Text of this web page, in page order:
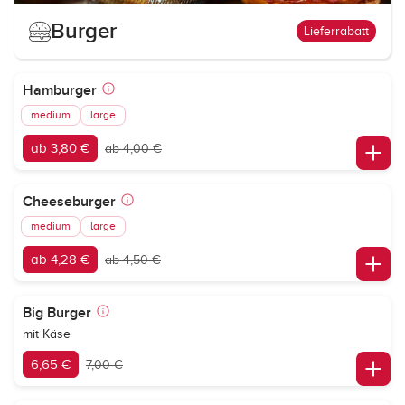
Burger Lieferrabatt
Hamburger
medium large
ab 3,80 € ab 4,00 €
Cheeseburger
medium large
ab 4,28 € ab 4,50 €
Big Burger
mit Käse
6,65 € 7,00 €